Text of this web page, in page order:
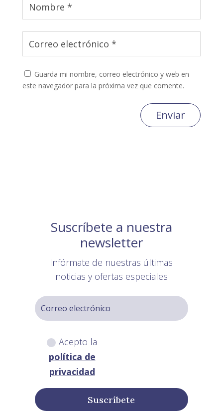
Guarda mi nombre, correo electrónico y web en
este navegador para la próxima vez que comente.
Enviar
Suscríbete a nuestra
newsletter
Infórmate de nuestras últimas
noticias y ofertas especiales
Acepto la
política de
privacidad
Suscríbete